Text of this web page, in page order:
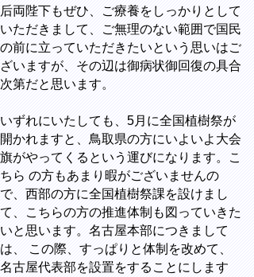
后両陛下もぜひ、ご療養をしっかりとして
いただきまして、ご無理のない範囲で国民
の前に立っていただきたいという思いはご
ざいますが、その辺は御病状御回復の具合
次第だと思います。
いずれにいたしても、 5月に全国植樹祭が
開かれますと、鳥取県の方にいよいよ大会
旗がやってくるという運びになります。こ
ちら の方もあまり暇がございませんの
で、西部の方に全国植樹祭課を設けまし
て、こちらの方の推進体制も図っていきた
いと思います。名古屋本部につきまして
は、 この際、すっぱりと体制を改めて、
名古屋代表部を設置をすることにします